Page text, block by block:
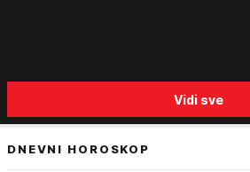
Vidi sve
DNEVNI HOROSKOP